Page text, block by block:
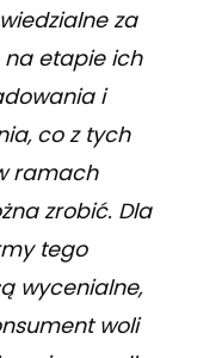
za
etapie ich
i
co z tych
ramach
zrobić. Dla
tego
wycenialne,
woli